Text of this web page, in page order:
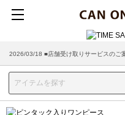
2026/03/18 ■店舗受け取りサービスのご